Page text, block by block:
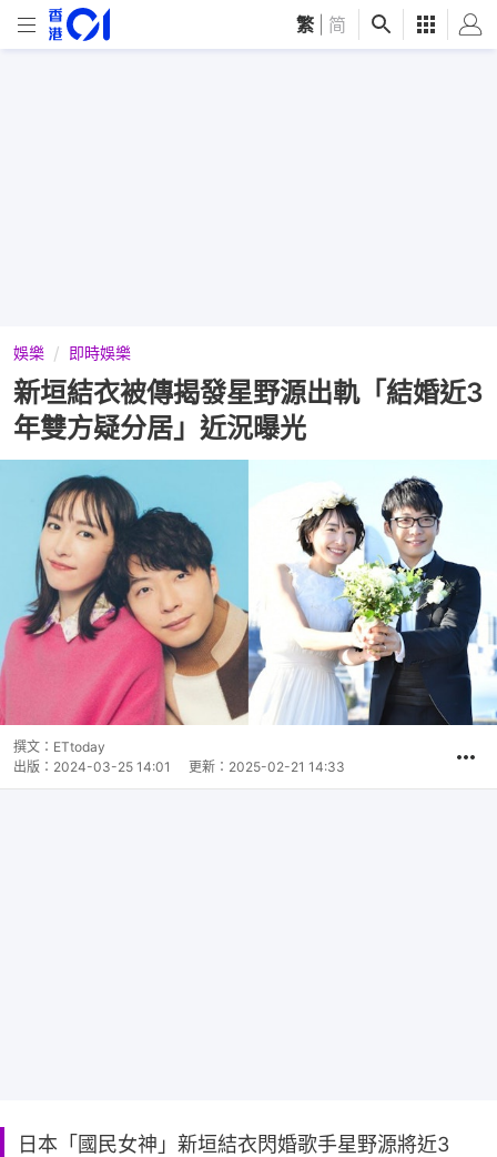
繁 简
娛樂 即時娛樂
新垣結衣被傳揭發星野源出軌「結婚近3
年雙方疑分居」近況曝光
撰文： ETtoday
出版： 2024-03-25 14:01 更新： 2025-02-21 14:33
日本「國民女神」新垣結衣閃婚歌手星野源將近3